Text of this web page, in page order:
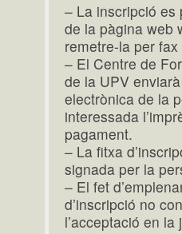
– La inscripció es
de la pàgina web
remetre-la per
– El Centre de
de la UPV
electrònica de la
interessada
pagament.
– La fitxa
signada per la
– El fet
d’inscripció no
l’acceptació en la